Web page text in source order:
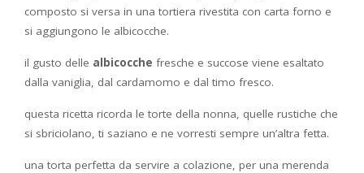
composto si versa in una tortiera rivestita con carta forno e
si aggiungono le albicocche.
il gusto delle albicocche fresche e succose viene esaltato
dalla vaniglia, dal cardamomo e dal timo fresco.
questa ricetta ricorda le torte della nonna, quelle rustiche che
si sbriciolano, ti saziano e ne vorresti sempre un’altra fetta.
una torta perfetta da servire a colazione, per una merenda